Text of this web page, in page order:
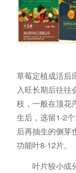
草
草莓定植成活后
入旺长期后往往
枝，一般在顶花
生后，选留1-2
后再抽生的侧芽
功能叶8-12片。
叶片较小或